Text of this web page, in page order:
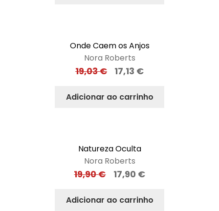
Onde Caem os Anjos
Nora Roberts
19,03€ 17,13 €
Adicionar ao carrinho
Natureza Oculta
Nora Roberts
19,90€ 17,90 €
Adicionar ao carrinho